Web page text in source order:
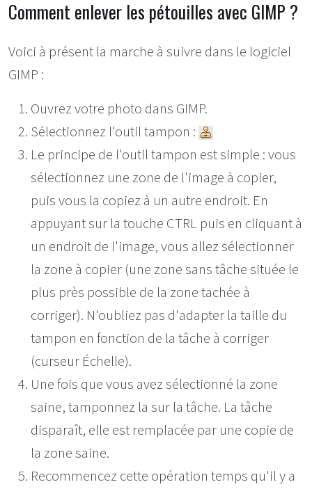
Comment enlever les pétouilles avec GIMP ?
Voici à présent la marche à suivre dans le logiciel
GIMP :
Ouvrez votre photo dans GIMP.
Sélectionnez l'outil tampon :
Le principe de l'outil tampon est simple : vous
sélectionnez une zone de l'image à copier,
puis vous la copiez à un autre endroit. En
appuyant sur la touche CTRL puis en cliquant à
un endroit de l'image, vous allez sélectionner
la zone à copier (une zone sans tâche située le
plus près possible de la zone tachée à
corriger). N'oubliez pas d'adapter la taille du
tampon en fonction de la tâche à corriger
(curseur Échelle).
Une fois que vous avez sélectionné la zone
saine, tamponnez la sur la tâche. La tâche
disparaît, elle est remplacée par une copie de
la zone saine.
Recommencez cette opération temps qu'il y a